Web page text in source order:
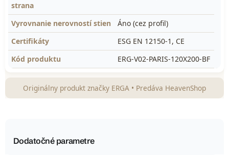
strana
Vyrovnanie nerovností stien
Áno (cez profil)
Certifikáty
ESG EN 12150-1, CE
Kód produktu
ERG-V02-PARIS-120X200-BF
Originálny produkt značky ERGA • Predáva HeavenShop
Dodatočné parametre